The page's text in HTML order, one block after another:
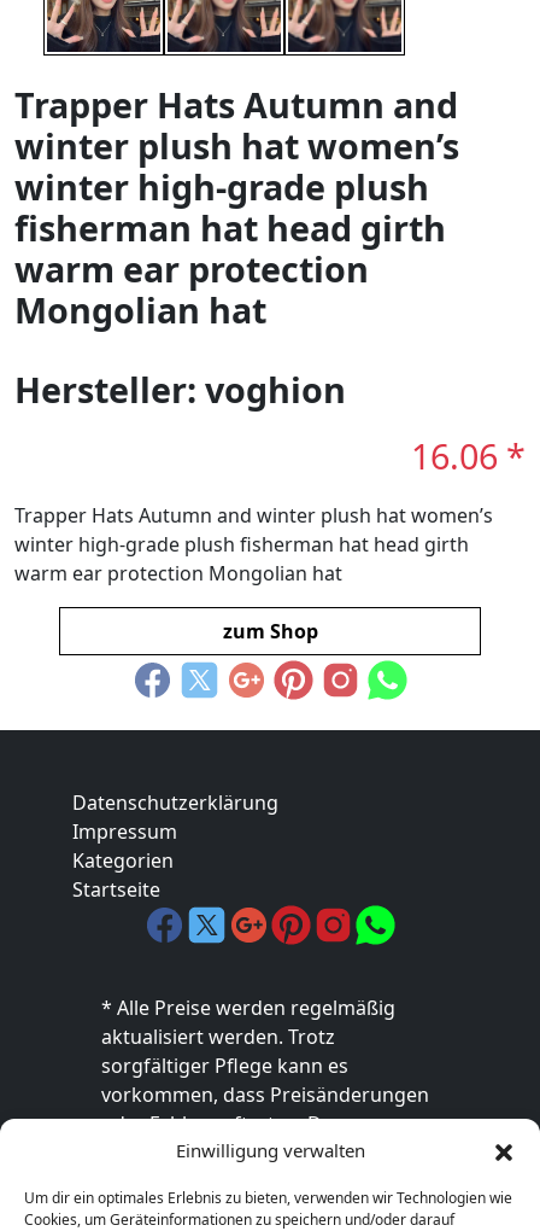
Einwilligung verwalten
Um dir ein optimales Erlebnis zu bieten, verwenden wir Technologien wie
Cookies, um Geräteinformationen zu speichern und/oder darauf
Trapper Hats Autumn and
winter plush hat women’s
winter high-grade plush
fisherman hat head girth
warm ear protection
Mongolian hat
Hersteller: voghion
16.06 *
Trapper Hats Autumn and winter plush hat women’s
winter high-grade plush fisherman hat head girth
warm ear protection Mongolian hat
zum Shop
Datenschutzerklärung
Impressum
Kategorien
Startseite
* Alle Preise werden regelmäßig
aktualisiert werden. Trotz
sorgfältiger Pflege kann es
vorkommen, dass Preisänderungen
oder Fehler auftreten. Der
endgültige Preis sowie die
ausschließlich im jeweiligen Online-